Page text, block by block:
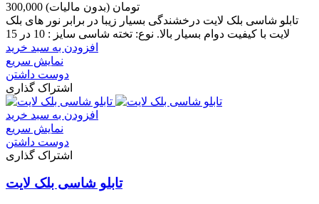
300,000 تومان (بدون مالیات)
تابلو شاسی بلک لایت درخشندگی بسیار زیبا در برابر نور های بلک
لایت با کیفیت دوام بسیار بالا. نوع: تخته شاسی سایز : 10 در 15
افزودن به سبد خرید
نمایش سریع
دوست داشتن
اشتراک گذاری
افزودن به سبد خرید
نمایش سریع
دوست داشتن
اشتراک گذاری
تابلو شاسی بلک لایت